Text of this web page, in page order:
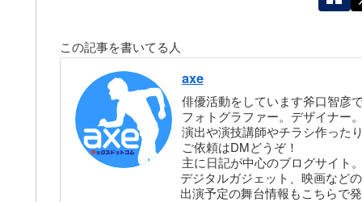
この記事を書いてる人
axe
俳優活動をしています斧口智彦
フォトグラファー。デザイナー
演出や演技講師やチラシ作った
ご依頼はDMどうぞ！
主に日記が中心のブログサイト
デジタルガジェット、映画など
出演予定の舞台情報もこちらで